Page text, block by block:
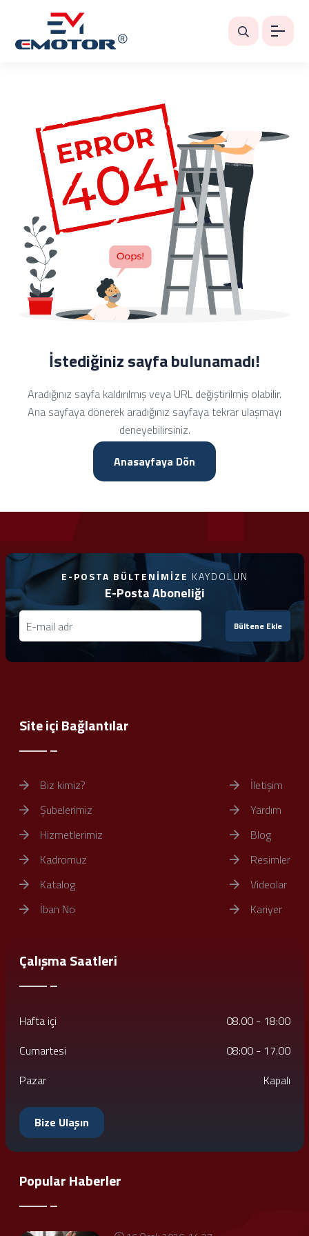
İstediğiniz sayfa bulunamadı!
Aradığınız sayfa kaldırılmış veya URL değiştirilmiş olabilir.
Ana sayfaya dönerek aradığınız sayfaya tekrar ulaşmayı
deneyebilirsiniz.
Anasayfaya Dön
E-POSTA BÜLTENIMIZE KAYDOLUN
E-Posta Aboneliği
Bültene Ekle
Site içi Bağlantılar
Biz kimiz?
Şubelerimiz
Hizmetlerimiz
Kadromuz
Katalog
İban No
İletişim
Yardım
Blog
Resimler
Videolar
Kariyer
Çalışma Saatleri
Hafta içi
08.00 - 18:00
Cumartesi
08:00 - 17.00
Pazar
Kapalı
Bize Ulaşın
Popular Haberler